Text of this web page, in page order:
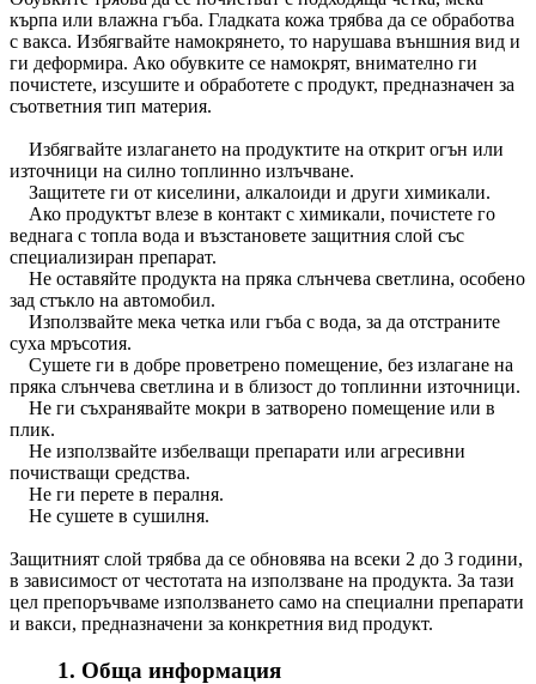
кърпа или влажна гъба. Гладката кожа трябва да се обработва
с вакса. Избягвайте намокрянето, то нарушава външния вид и
ги деформира. Ако обувките се намокрят, внимателно ги
почистете, изсушите и обработете с продукт, предназначен за
съответния тип материя.
Избягвайте излагането на продуктите на открит огън или
източници на силно топлинно излъчване.
Защитете ги от киселини, алкалоиди и други химикали.
Ако продуктът влезе в контакт с химикали, почистете го
веднага с топла вода и възстановете защитния слой със
специализиран препарат.
Не оставяйте продукта на пряка слънчева светлина, особено
зад стъкло на автомобил.
Използвайте мека четка или гъба с вода, за да отстраните
суха мръсотия.
Сушете ги в добре проветрено помещение, без излагане на
пряка слънчева светлина и в близост до топлинни източници.
Не ги съхранявайте мокри в затворено помещение или в
плик.
Не използвайте избелващи препарати или агресивни
почистващи средства.
Не ги перете в пералня.
Не сушете в сушилня.
Защитният слой трябва да се обновява на всеки 2 до 3 години,
в зависимост от честотата на използване на продукта. За тази
цел препоръчваме използването само на специални препарати
и вакси, предназначени за конкретния вид продукт.
1. Обща информация